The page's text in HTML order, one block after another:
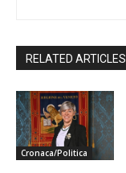
RELATED ARTICLES
Cronaca/Politica